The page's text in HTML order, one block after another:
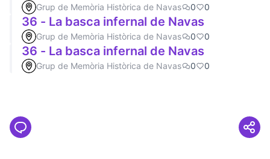
Grup de Memòria Històrica de Navas 0 0
36 - La basca infernal de Navas
Grup de Memòria Històrica de Navas 0 0
36 - La basca infernal de Navas
Grup de Memòria Històrica de Navas 0 0